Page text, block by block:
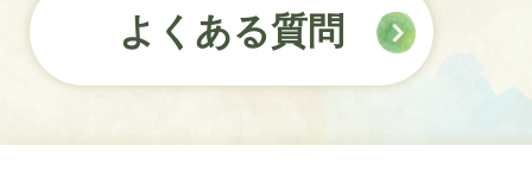
よくある質問